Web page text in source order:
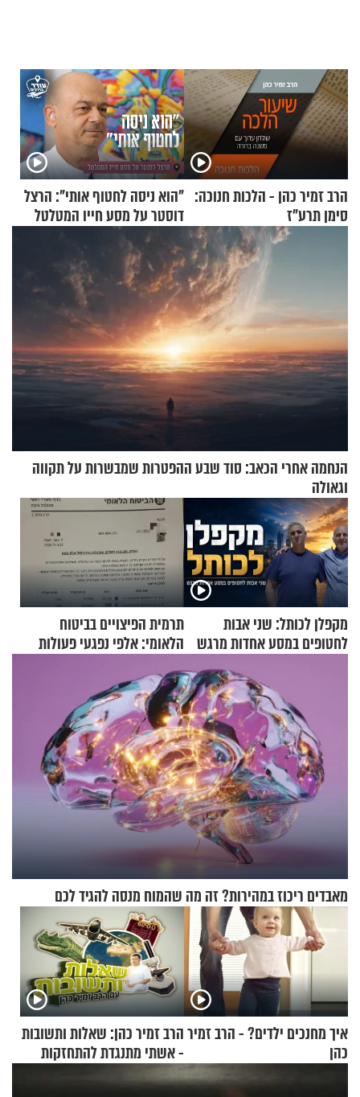
הרב זמיר כהן - הלכות חנוכה:
סימן תרע"ז
"הוא ניסה לחטוף אותי": הרצל
דוסטר על מסע חייו המטלטל
הנחמה אחרי הכאב: סוד שבע ההפטרות שמבשרות על תקווה
וגאולה
מקפלן לכותל: שני אבות
לחטופים במסע אחדות מרגש
תרמית הפיצויים בביטוח
הלאומי: אלפי נפגעי פעולות
מאבדים ריכוז במהירות? זה מה שהמוח מנסה להגיד לכם
איך מחנכים ילדים? - הרב זמיר
כהן
הרב זמיר כהן: שאלות ותשובות
- אשתי מתנגדת להתחזקות
שלי